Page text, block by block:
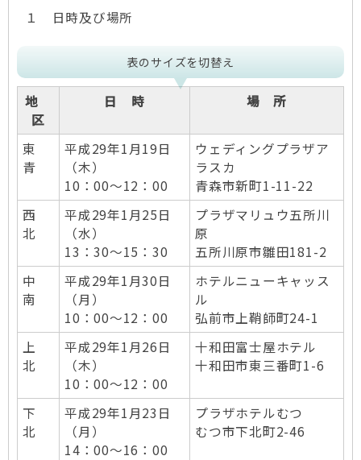
１ 日時及び場所
表のサイズを切替え
地
区
日 時 場 所
東
青
平成29年1月19日
（木）
10：00～12：00
ウェディングプラザア
ラスカ
青森市新町1-11-22
西
北
平成29年1月25日
（水）
13：30～15：30
プラザマリュウ五所川
原
五所川原市雛田181-2
中
南
平成29年1月30日
（月）
10：00～12：00
ホテルニューキャッス
ル
弘前市上鞘師町24-1
上
北
平成29年1月26日
（木）
10：00～12：00
十和田富士屋ホテル
十和田市東三番町1-6
下
北
平成29年1月23日
（月）
14：00～16：00
プラザホテルむつ
むつ市下北町2-46